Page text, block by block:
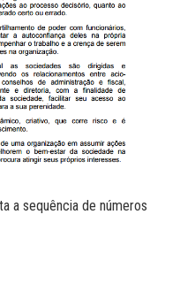
a sequência de números